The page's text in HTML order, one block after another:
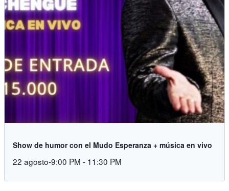
Show de humor con el Mudo Esperanza + música en vivo
22 agosto-9:00 PM - 11:30 PM